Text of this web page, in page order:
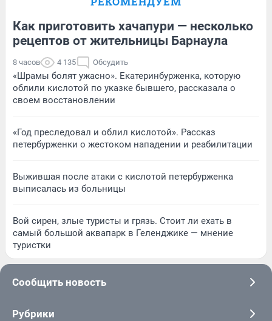
Как приготовить хачапури — несколько
рецептов от жительницы Барнаула
8 часов 4 135 Обсудить
«Шрамы болят ужасно». Екатеринбурженка, которую
облили кислотой по указке бывшего, рассказала о
своем восстановлении
«Год преследовал и облил кислотой». Рассказ
петербурженки о жестоком нападении и реабилитации
Выжившая после атаки с кислотой петербурженка
выписалась из больницы
Вой сирен, злые туристы и грязь. Стоит ли ехать в
самый большой аквапарк в Геленджике — мнение
туристки
Сообщить новость
Рубрики